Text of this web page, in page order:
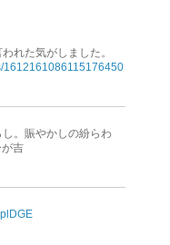
れた気がしました。
1612161086115176450
。賑やかしの紛らわ
吉